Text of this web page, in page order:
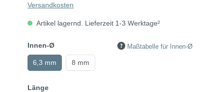
Versandkosten
Artikel lagernd. Lieferzeit 1-3 Werktage²
Innen-Ø Maßtabelle für Innen-Ø
6,3 mm 8 mm
Länge